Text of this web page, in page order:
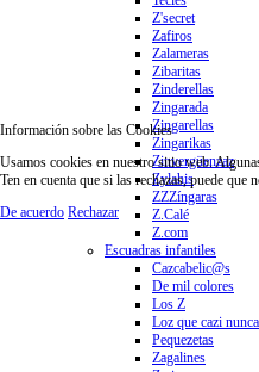
Z'secret
Zafiros
Zalameras
Zibaritas
Zinderellas
Zingarada
Zingarellas
Zingarikas
Zinvergüenzaz
Zylahis
ZZZíngaras
Z.Calé
Z.com
Escuadras infantiles
Cazcabelic@s
De mil colores
Los Z
Loz que cazi nunca
Pequezetas
Zagalines
Información sobre las Cookies
Usamos cookies en nuestro sitio web.
Ten en cuenta que si las rechazas, puede
De acuerdo Rechazar